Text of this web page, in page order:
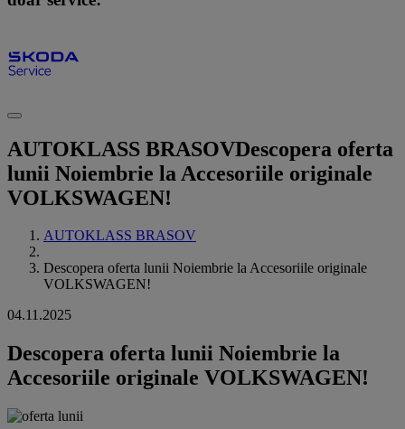
AUTOKLASS BRASOVDescopera oferta
lunii Noiembrie la Accesoriile originale
VOLKSWAGEN!
AUTOKLASS BRASOV
Descopera oferta lunii Noiembrie la Accesoriile originale
VOLKSWAGEN!
04.11.2025
Descopera oferta lunii Noiembrie la
Accesoriile originale VOLKSWAGEN!